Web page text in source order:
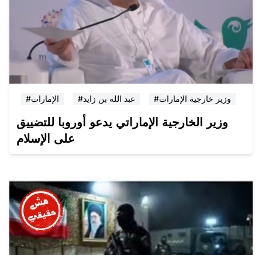
#الإمارات #عبد الله بن زايد #وزير خارجية الإمارات
وزير الخارجية الإماراتي يدعو أوروبا للتضييق
على الإسلام